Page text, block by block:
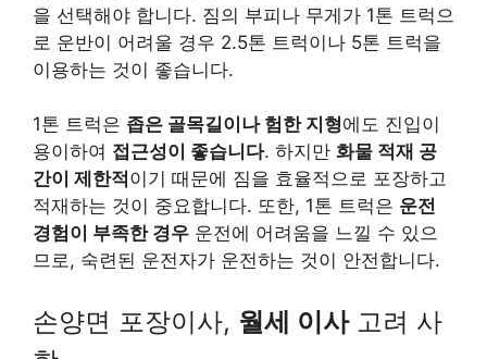
을 선택해야 합니다. 짐의 부피나 무게가 1톤 트럭으
로 운반이 어려울 경우 2.5톤 트럭이나 5톤 트럭을
이용하는 것이 좋습니다.
1톤 트럭은 좁은 골목길이나 험한 지형에도 진입이
용이하여 접근성이 좋습니다. 하지만 화물 적재 공
간이 제한적 이기 때문에 짐을 효율적으로 포장하고
적재하는 것이 중요합니다. 또한, 1톤 트럭은 운전
경험이 부족한 경우 운전에 어려움을 느낄 수 있으
므로, 숙련된 운전자가 운전하는 것이 안전합니다.
손양면 포장이사, 월세 이사고려 사